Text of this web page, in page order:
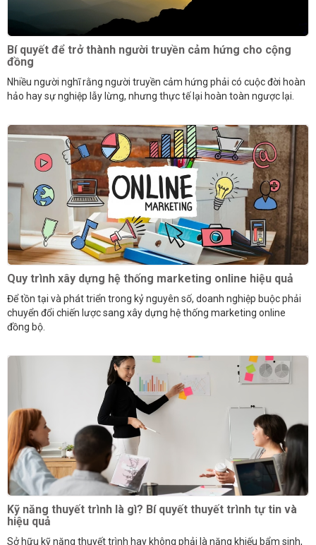
Bí quyết để trở thành người truyền cảm hứng cho cộng
đồng
Nhiều người nghĩ rằng người truyền cảm hứng phải có cuộc đời hoàn
hảo hay sự nghiệp lẫy lừng, nhưng thực tế lại hoàn toàn ngược lại.
Quy trình xây dựng hệ thống marketing online hiệu quả
Để tồn tại và phát triển trong kỷ nguyên số, doanh nghiệp buộc phải
chuyển đổi chiến lược sang xây dựng hệ thống marketing online
đồng bộ.
Kỹ năng thuyết trình là gì? Bí quyết thuyết trình tự tin và
hiệu quả
Sở hữu kỹ năng thuyết trình hay không phải là năng khiếu bẩm sinh,